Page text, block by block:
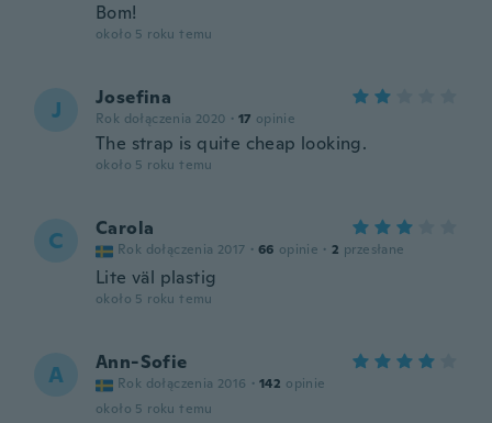
Bom!
około 5 roku temu
J Josefina
Rok dołączenia 2020 · 17 opinie
The strap is quite cheap looking.
około 5 roku temu
C Carola
Rok dołączenia 2017 · 66 opinie · 2 przesłane
Lite väl plastig
około 5 roku temu
A Ann-Sofie
Rok dołączenia 2016 · 142 opinie
około 5 roku temu